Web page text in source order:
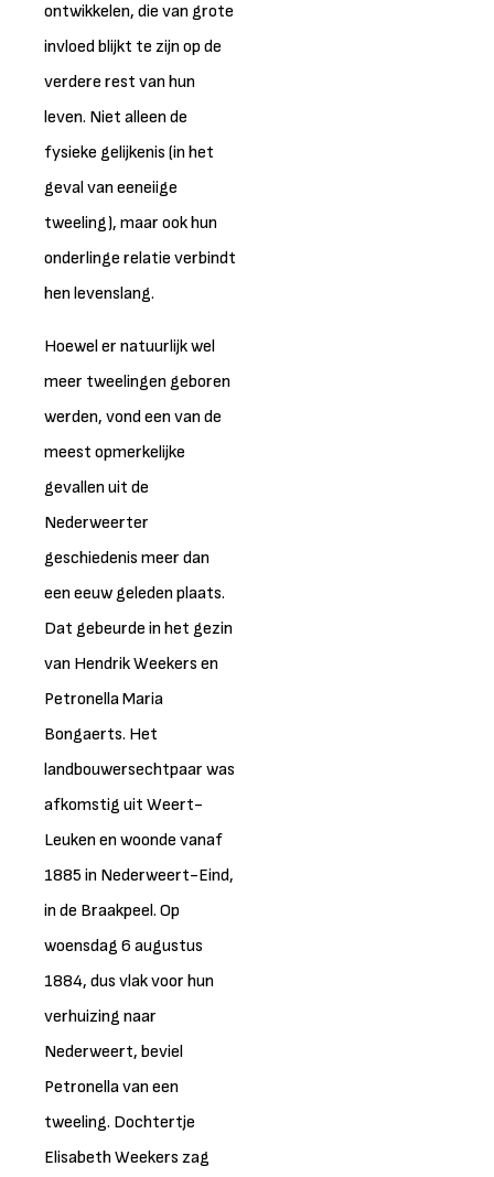
ontwikkelen, die van grote
invloed blijkt te zijn op de
verdere rest van hun
leven. Niet alleen de
fysieke gelijkenis (in het
geval van eeneiige
tweeling), maar ook hun
onderlinge relatie verbindt
hen levenslang.
Hoewel er natuurlijk wel
meer tweelingen geboren
werden, vond een van de
meest opmerkelijke
gevallen uit de
Nederweerter
geschiedenis meer dan
een eeuw geleden plaats.
Dat gebeurde in het gezin
van Hendrik Weekers en
Petronella Maria
Bongaerts. Het
landbouwersechtpaar was
afkomstig uit Weert-
Leuken en woonde vanaf
1885 in Nederweert-Eind,
in de Braakpeel. Op
woensdag 6 augustus
1884, dus vlak voor hun
verhuizing naar
Nederweert, beviel
Petronella van een
tweeling. Dochtertje
Elisabeth Weekers zag